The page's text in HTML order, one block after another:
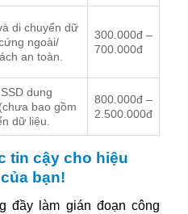
di chuyển dữ
ngoài/
an toàn.
300.000đ –
700.000đ
dung
bao gồm
dữ liệu.
800.000đ –
2.500.000đ
tin cậy cho hiệu
bạn!
đầy làm gián đoạn công